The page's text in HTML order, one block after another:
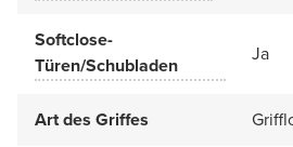
Softclose-
Türen/Schubladen
Ja
Art des Griffes